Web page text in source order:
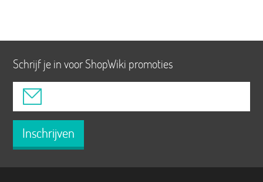
Schrijf je in voor ShopWiki promoties
Inschrijven